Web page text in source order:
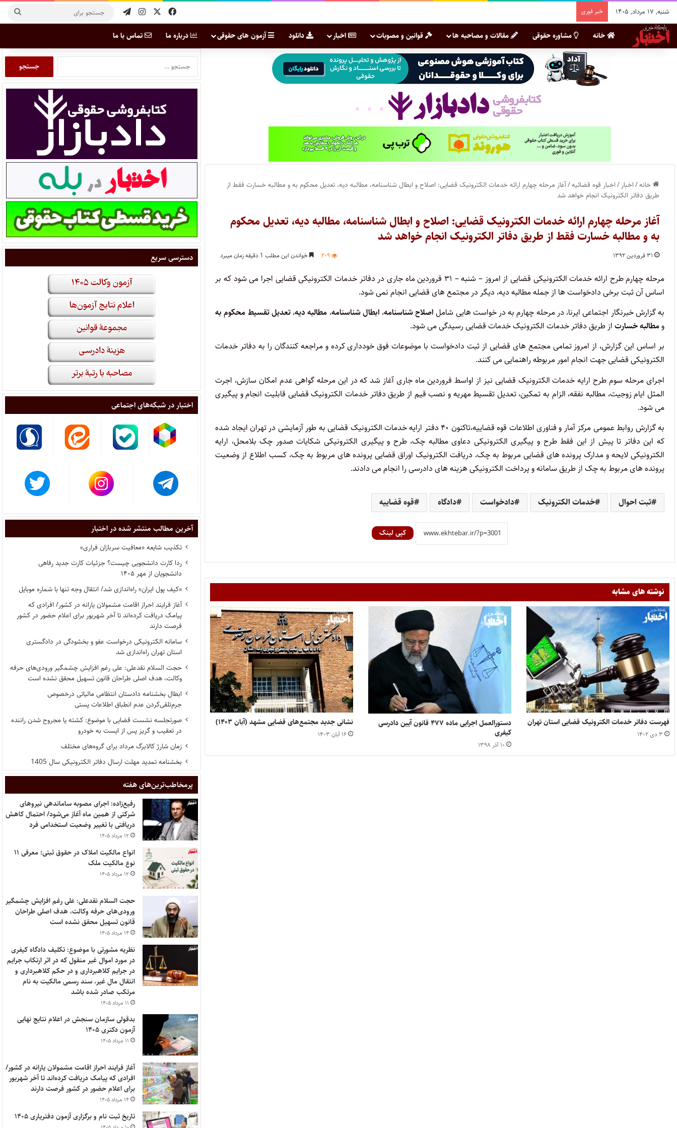
شنبه, ۱۷ مرداد, ۱۴۰۵ خبر فوری
خانه مشاوره حقوقی مقالات و مصاحبه ها قوانین و مصوبات اخبار دانلود آزمون های حقوقی درباره ما تماس با ما
خانه/اخبار /اخبار قوه قضائیه/آغاز مرحله چهارم ارائه خدمات الکترونیک قضایی: اصلاح و ابطال شناسنامه، مطالبه دیه، تعدیل محکوم به و مطالبه خسارت فقط از
طریق دفاتر الکترونیک انجام خواهد شد
آغاز مرحله چهارم ارائه خدمات الکترونیک قضایی: اصلاح و ابطال شناسنامه، مطالبه دیه، تعدیل محکوم
به و مطالبه خسارت فقط از طریق دفاتر الکترونیک انجام خواهد شد
۳۱ فروردین ۱۳۹۲ ۲۰۹ خواندن این مطلب 1 دقیقه زمان میبرد
مرحله چهارم طرح ارائه خدمات الکترونیکی قضایی از امروز – شنبه – ۳۱ فروردین ماه جاری در دفاتر خدمات الکترونیکی قضایی اجرا می شود که بر
اساس آن ثبت برخی دادخواست ها از جمله مطالبه دیه، دیگر در مجتمع های قضایی انجام نمی شود.
به گزارش خبرنگار اجتماعی ایرنا، در مرحله چهارم به در خواست هایی شامل اصلاح شناسنامه، ابطال شناسنامه، مطالبه دیه،تعدیل تقسیط محکوم به
ومطالبه خسارت از طریق دفاتر خدمات الکترونیک خدمات قضایی رسیدگی می شود.
بر اساس این گزارش، از امروز تمامی مجتمع های قضایی از ثبت دادخواست با موضوعات فوق خودداری کرده و مراجعه کنندگان را به دفاتر خدمات
الکترونیکی قضایی جهت انجام امور مربوطه راهنمایی می کنند.
اجرای مرحله سوم طرح ارایه خدمات الکترونیک قضایی نیز از اواسط فروردین ماه جاری آغاز شد که در این مرحله گواهی عدم امکان سازش، اجرت
المثل ایام زوجیت، مطالبه نفقه، الزام به تمکین، تعدیل تقسیط مهریه و نصب قیم از طریق دفاتر خدمات الکترونیک قضایی قابلیت انجام و پیگیری
می شود.
به گزارش روابط عمومی مرکز آمار و فناوری اطلاعات قوه قضاییه،تاکنون ۴۰ دفتر ارایه خدمات الکترونیک قضایی به طور آزمایشی در تهران ایجاد شده
که این دفاتر تا پیش از این فقط طرح و پیگیری الکترونیکی دعاوی مطالبه چک، طرح و پیگیری الکترونیکی شکایات صدور چک بلامحل، ارایه
الکترونیکی لایحه و مدارک پرونده های قضایی مربوط به چک، دریافت الکترونیک اوراق قضایی پرونده های مربوط به چک، کسب اطلاع از وضعیت
پرونده های مربوط به چک از طریق سامانه و پرداخت الکترونیکی هزینه های دادرسی را انجام می دادند.
ثبت احوال خدمات الکترونیک دادخواست دادگاه قوه قضاییه
کپی لینک
نوشته های مشابه
فهرست دفاتر خدمات الکترونیک قضایی استان تهران
۳ دی ۱۴۰۲
دستورالعمل اجرایی ماده ۴۷۷ قانون آیین دادرسی
کیفری
۱۰ آذر ۱۳۹۸
نشانی جدید مجتمع‌های قضایی مشهد (آبان ۱۴۰۳)
۱۶ آبان ۱۴۰۳
دسترسی سریع
اختبار در شبکه‌های اجتماعی
آخرین مطالب منتشر شده در اختبار
تکذیب شایعه «معافیت سربازان فراری»
ردا کارت دانشجویی چیست؟ جزئیات کارت جدید رفاهی
دانشجویان از مهر ۱۴۰۵
«کیف پول ایران» راه‌اندازی شد/ انتقال وجه تنها با شماره موبایل
آغاز فرایند احراز اقامت مشمولان یارانه در کشور/ افرادی که
پیامک دریافت کرده‌اند تا آخر شهریور برای اعلام حضور در کشور
فرصت دارند
سامانه الکترونیکی درخواست عفو و بخشودگی در دادگستری
استان تهران راه‌اندازی شد
حجت السلام نقدعلی: علی رغم افزایش چشمگیر ورودی‌های حرفه
وکالت، هدف اصلی طراحان قانون تسهیل محقق نشده است
ابطال بخشنامه دادستان انتظامی مالیاتی درخصوص
جرم‌تلقی‌کردن عدم انطباق اطلاعات پستی
صورتجلسه نشست قضایی با موضوع: کشته یا مجروح شدن راننده
در تعقیب و گریز پس از ایست به خودرو
زمان شارژ کالابرگ مرداد برای گروه‌های مختلف
بخشنامه تمدید مهلت ارسال دفاتر الکترونیکی سال 1405
پر‌مخاطب‌ترین‌های هفته
رفیع‌زاده: اجرای مصوبه ساماندهی نیروهای
شرکتی از همین ماه آغاز می‌شود/ احتمال کاهش
دریافتی با تغییر وضعیت استخدامی فرد
۱۲ مرداد ۱۴۰۵
انواع مالکیت املاک در حقوق ثبتی؛ معرفی ۱۱
نوع مالکیت ملک
۱۲ مرداد ۱۴۰۵
حجت السلام نقدعلی: علی رغم افزایش چشمگیر
ورودی‌های حرفه وکالت، هدف اصلی طراحان
قانون تسهیل محقق نشده است
۱۴ مرداد ۱۴۰۵
نظریه مشورتی با موضوع: تکلیف دادگاه کیفری
در مورد اموال غیر منقول که در اثر ارتکاب جرایم
در جرایم کلاهبرداری و در حکم کلاهبرداری و
انتقال مال غیر، سند رسمی مالکیت به نام
مرتکب صادر شده باشد
۱۱ مرداد ۱۴۰۵
بدقولی سازمان سنجش در اعلام نتایج نهایی
آزمون دکتری ۱۴۰۵
۱۱ مرداد ۱۴۰۵
آغاز فرایند احراز اقامت مشمولان یارانه در کشور/
افرادی که پیامک دریافت کرده‌اند تا آخر شهریور
برای اعلام حضور در کشور فرصت دارند
۱۴ مرداد ۱۴۰۵
تاریخ ثبت نام و برگزاری آزمون دفتریاری ۱۴۰۵